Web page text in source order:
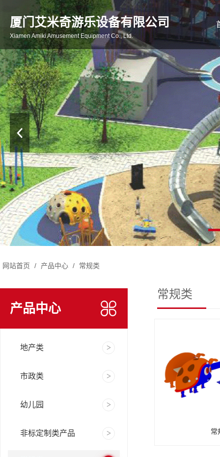
厦门艾米奇游乐设备有限公司
Xiamen Amiki Amusement Equipment Co., Ltd.
网站首页 / 产品中心 / 常规类
产品中心
地产类
市政类
幼儿园
非标定制类产品
常规类
常